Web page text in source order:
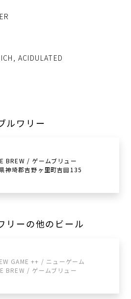
ACIDULATED
ルワリー
BREW / ゲームブリュー
神埼郡吉野ヶ里町吉田135
リーの他のビール
GAME ++ / ニューゲーム
BREW / ゲームブリュー